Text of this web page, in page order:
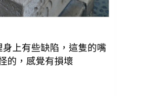
上有些缺陷，這隻的嘴
的，感覺有損壞